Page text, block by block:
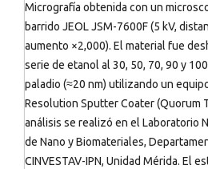
Micrografía obtenida con un
barrido JEOL JSM-7600F (5 kV,
aumento ×2,000). El material fue
serie de etanol al 30, 50, 70, 90 y
paladio (≈20 nm) utilizando un
Resolution Sputter Coater (Quorum
análisis se realizó en el Laboratorio
de Nano y Biomateriales,
CINVESTAV-IPN, Unidad Mérida. El